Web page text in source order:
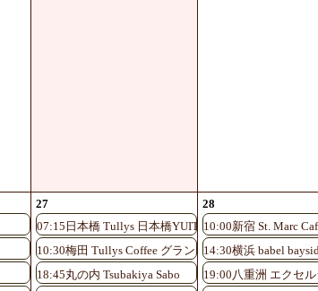
27
07:15日本橋 Tullys 日本橋YUITOアネックス店
10:30梅田 Tullys Coffee グランフロント大阪北館1F店
18:45丸の内 Tsubakiya Sabo
28
10:00新宿 St. Marc
14:30横浜 babel
19:00八重洲 エクセ